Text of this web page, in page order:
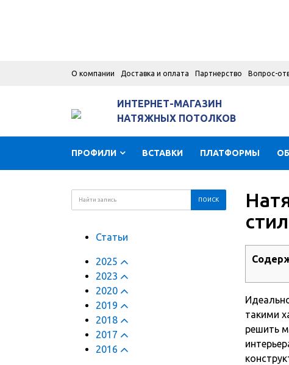
О компании Доставка и оплата Партнерство Вопрос-
ИНТЕРНЕТ-МАГАЗИН
НАТЯЖНЫХ ПОТОЛКОВ
ПРОФИЛИ ВСТАВКИ ПЛАТФОРМЫ
Статьи
2025
2023
2020
2019
2018
2017
2016
такими
решить